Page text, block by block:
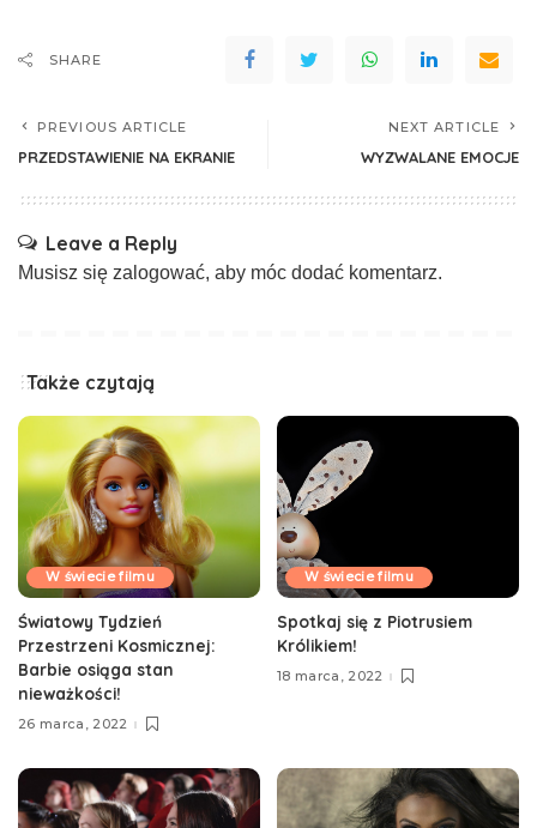
SHARE
PREVIOUS ARTICLE
PRZEDSTAWIENIE NA EKRANIE
NEXT ARTICLE
WYZWALANE EMOCJE
Leave a Reply
Musisz się zalogować, aby móc dodać komentarz.
Także czytają
W świecie filmu
Światowy Tydzień
Przestrzeni Kosmicznej:
Barbie osiąga stan
nieważkości!
26 marca, 2022
W świecie filmu
Spotkaj się z Piotrusiem
Królikiem!
18 marca, 2022